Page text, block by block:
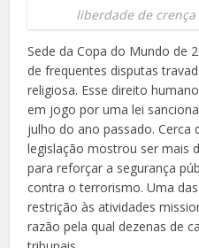
liberdade de crença
Sede da Copa do Mundo de
de frequentes disputas
religiosa. Esse direito
em jogo por uma lei
julho do ano passado. Cerca
legislação mostrou ser mais
para reforçar a segurança
contra o terrorismo. Uma
restrição às atividades
razão pela qual dezenas de